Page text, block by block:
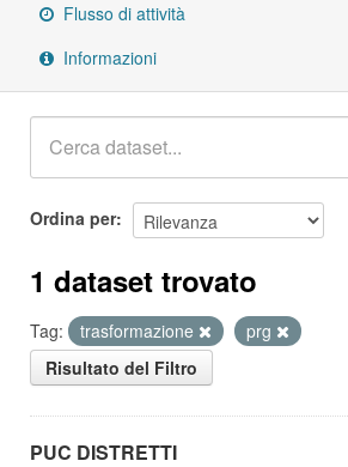
Flusso di attività
Informazioni
Ordina per
1 dataset trovato
Tag: trasformazione
prg
Risultato del Filtro
PUC DISTRETTI